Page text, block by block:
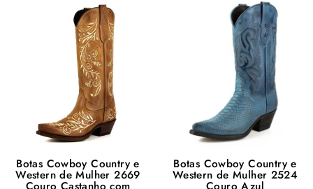
Botas Cowboy Country e
Western de Mulher 2669
Couro Castanho com
Botas Cowboy Country e
Western de Mulher 2524
Couro Azul